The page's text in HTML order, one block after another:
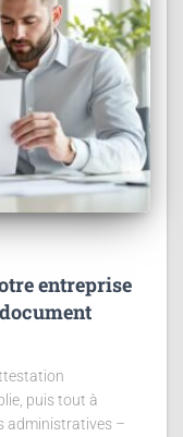
entreprise
puis tout à
administratives –